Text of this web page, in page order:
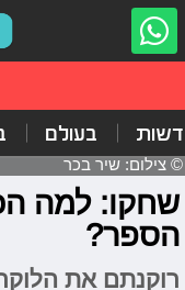
בעולם
© צילום: שיר בכר
שחקו: למה
הספר?
רוקנתם את